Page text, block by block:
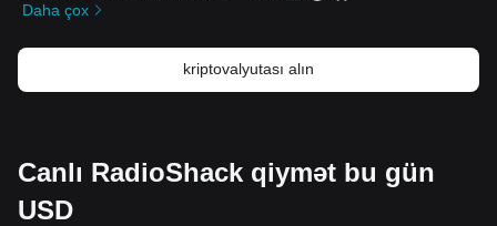
Daha çox
kriptovalyutası alın
Canlı RadioShack qiymət bu gün
USD